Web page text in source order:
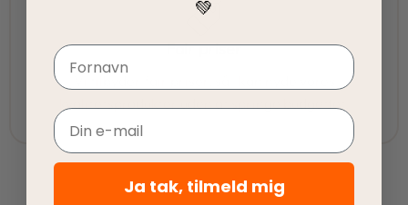
Fair priser
kvalitetsprodukter uden at springe budgettet.
💚
Navn
Email
Ja tak, tilmeld mig